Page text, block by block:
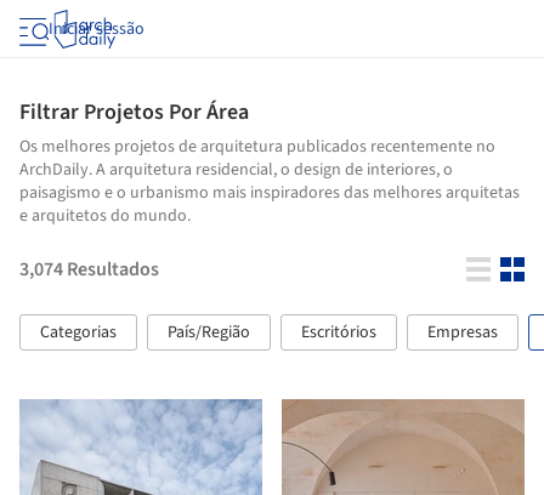
Iniciar sessão
Filtrar Projetos Por Área
Os melhores projetos de arquitetura publicados recentemente no
ArchDaily. A arquitetura residencial, o design de interiores, o
paisagismo e o urbanismo mais inspiradores das melhores arquitetas
e arquitetos do mundo.
3,074Resultados
Categorias País/Região Escritórios Empresas